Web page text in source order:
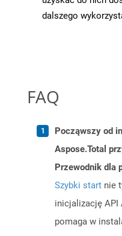
dalszego
FAQ
Począwszy od
Aspose.Total
Przewodnik dla
Szybki start nie
inicjalizację API
pomaga w